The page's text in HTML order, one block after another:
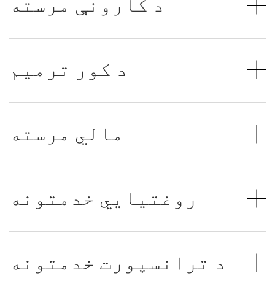
د کور ترمیم
مالي مرسته
روغتیايي خدمتونه
د ترانسپورت خدمتونه